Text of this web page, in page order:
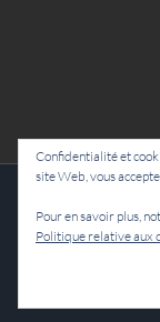
Confidentialité et
site Web, vous
Pour en savoir plus,
Politique relative aux